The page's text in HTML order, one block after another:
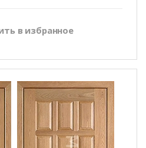
в избранное